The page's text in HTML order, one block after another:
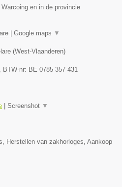
en in de provincie
| Google maps ▼
(West-Vlaanderen)
, BTW-nr: BE 0785 357 431
| Screenshot ▼
Herstellen van zakhorloges, Aankoop